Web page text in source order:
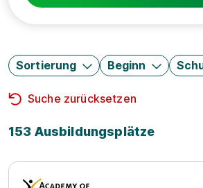
Sortierung Beginn
Suche zurücksetzen
153 Ausbildungsplätze